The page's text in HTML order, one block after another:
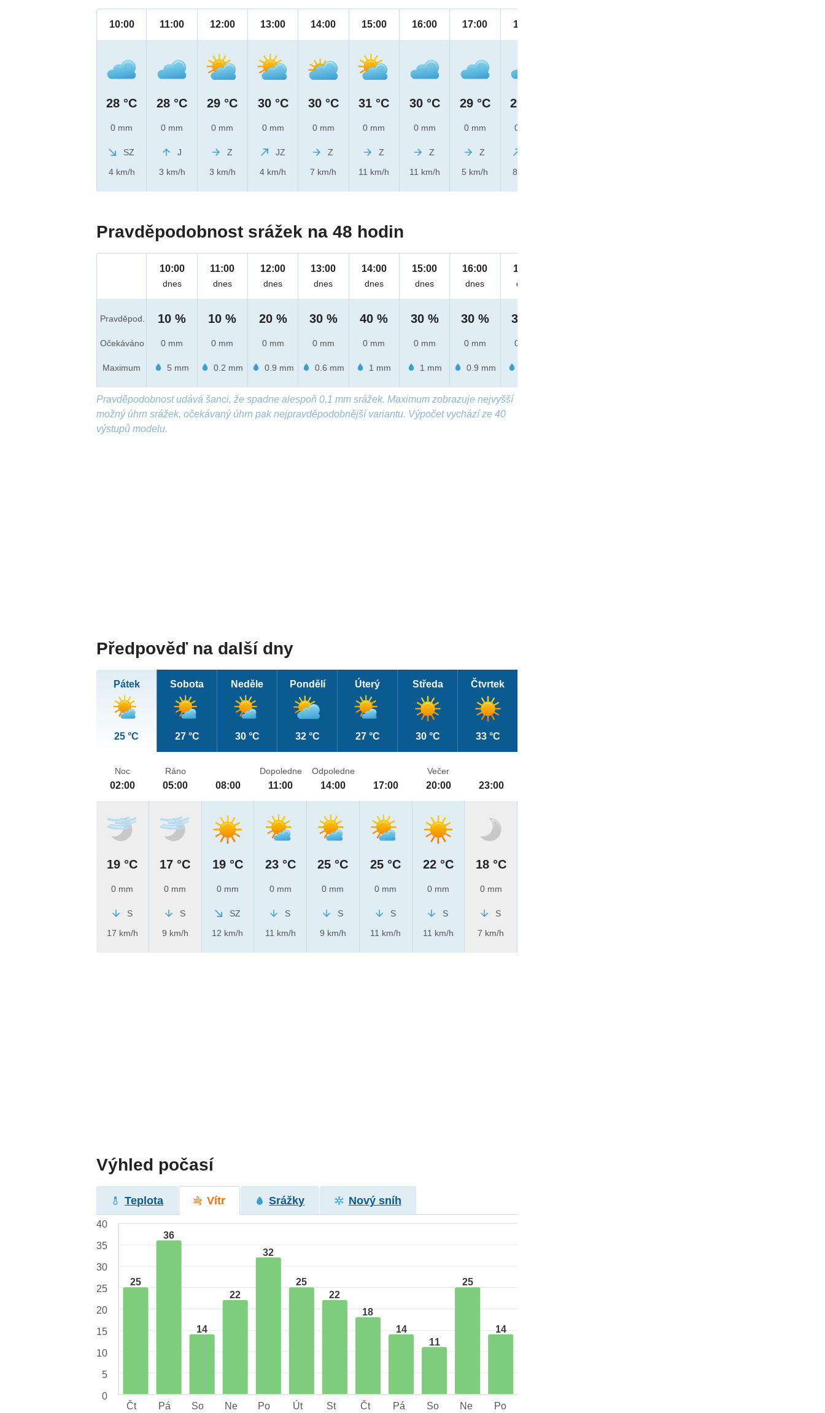
10:00
28 °C
0 mm
SZ
4 km/h
11:00
28 °C
0 mm
J
3 km/h
12:00
29 °C
0 mm
Z
3 km/h
13:00
30 °C
0 mm
JZ
4 km/h
14:00
30 °C
0 mm
Z
7 km/h
15:00
31 °C
0 mm
Z
11 km/h
16:00
30 °C
0 mm
Z
11 km/h
17:00
29 °C
0 mm
Z
5 km/h
18:00
29 °C
0 mm
8 km/h
Pravděpodobnost srážek na 48 hodin
Pravděpod.
Očekáváno
Maximum
10:00
dnes
10 %
0 mm
5 mm
11:00
dnes
10 %
0 mm
0.2 mm
12:00
dnes
20 %
0 mm
0.9 mm
13:00
dnes
30 %
0 mm
0.6 mm
14:00
dnes
40 %
0 mm
1 mm
15:00
dnes
30 %
0 mm
1 mm
16:00
dnes
30 %
0 mm
0.9 mm
17:00
dnes
30 %
0 mm
Pravděpodobnost udává šanci, že spadne alespoň 0,1 mm srážek. Maximum zobrazuje nejvyšší
možný úhrn srážek, očekávaný úhrn pak nejpravděpodobnější variantu. Výpočet vychází ze 40
výstupů modelu.
Předpověď na další dny
Pátek
25 °C
Sobota
27 °C
Neděle
30 °C
Pondělí
32 °C
Úterý
27 °C
Středa
30 °C
Čtvrtek
33 °C
Noc
02:00
19 °C
0 mm
S
17 km/h
Ráno
05:00
17 °C
0 mm
S
9 km/h
08:00
19 °C
0 mm
SZ
12 km/h
Dopoledne
11:00
23 °C
0 mm
S
11 km/h
Odpoledne
14:00
25 °C
0 mm
S
9 km/h
17:00
25 °C
0 mm
S
11 km/h
Večer
20:00
22 °C
0 mm
S
11 km/h
23:00
18 °C
0 mm
S
7 km/h
Výhled počasí
Teplota Vítr Srážky Nový sníh
25
36
14
22
32
25
22
18
14
11
25
14
40
35
30
25
20
15
10
5
0
Čt
Pá So Ne Po Út St Čt Pá So Ne Po